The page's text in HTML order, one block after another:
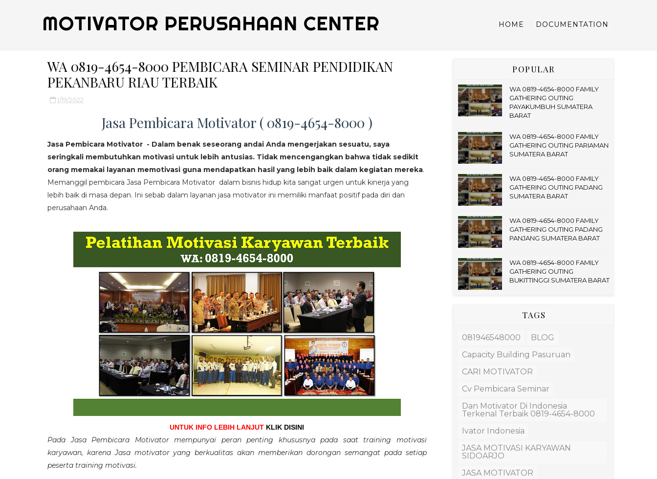
MOTIVATOR PERUSAHAAN CENTER HOME DOCUMENTATION
WA 0819-4654-8000 PEMBICARA SEMINAR PENDIDIKAN
PEKANBARU RIAU TERBAIK
1/19/2022
Jasa Pembicara Motivator ( 0819-4654-8000 )
Jasa Pembicara Motivator - Dalam benak seseorang andai Anda mengerjakan sesuatu, saya
seringkali membutuhkan motivasi untuk lebih antusias. Tidak mencengangkan bahwa tidak sedikit
orang memakai layanan memotivasi guna mendapatkan hasil yang lebih baik dalam kegiatan mereka.
Memanggil pembicara Jasa Pembicara Motivator dalam bisnis hidup kita sangat urgen untuk kinerja yang
lebih baik di masa depan. Ini sebab dalam layanan jasa motivator ini memiliki manfaat positif pada diri dan
perusahaan Anda.
UNTUK INFO LEBIH LANJUT KLIK DISINI
Pada Jasa Pembicara Motivator mempunyai peran penting khususnya pada saat training motivasi
karyawan, karena Jasa motivator yang berkualitas akan memberikan dorongan semangat pada setiap
peserta training motivasi.
POPULAR
WA 0819-4654-8000 FAMILY
GATHERING OUTING
PAYAKUMBUH SUMATERA
BARAT
WA 0819-4654-8000 FAMILY
GATHERING OUTING PARIAMAN
SUMATERA BARAT
WA 0819-4654-8000 FAMILY
GATHERING OUTING PADANG
SUMATERA BARAT
WA 0819-4654-8000 FAMILY
GATHERING OUTING PADANG
PANJANG SUMATERA BARAT
WA 0819-4654-8000 FAMILY
GATHERING OUTING
BUKITTINGGI SUMATERA BARAT
TAGS
081946548000
BLOG
Capacity Building Pasuruan
CARI MOTIVATOR
Cv Pembicara Seminar
Dan Motivator Di Indonesia
Terkenal Terbaik 0819-4654-8000
Ivator Indonesia
JASA MOTIVASI KARYAWAN
SIDOARJO
JASA MOTIVATOR